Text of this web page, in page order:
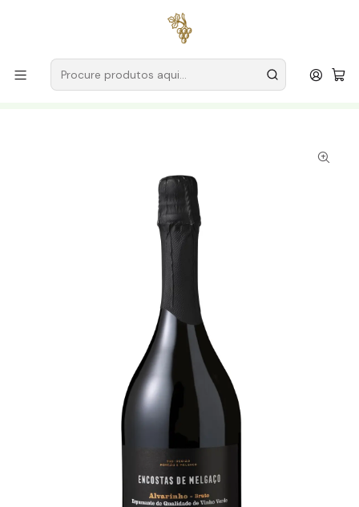
para encomendas a partir de
Produtores
Vinho Verde
Encostas de Melgaço (Quinta da Pigarra)
Encostas de Melgaço Espumante Reserva Bruto Alvarinho
2022 75cl